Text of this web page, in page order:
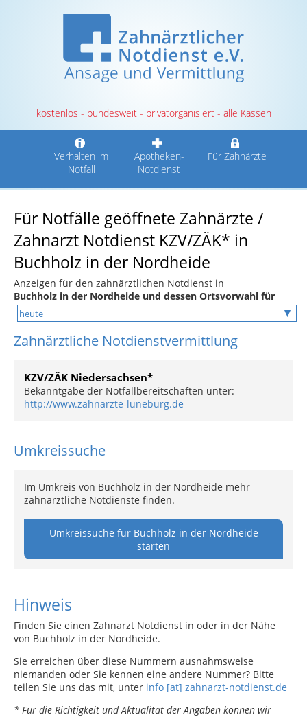
kostenlos - bundesweit - privatorganisiert - alle Kassen
Verhalten im
Notfall
Apotheken-
Notdienst
Für Zahnärzte
Für Notfälle geöffnete Zahnärzte /
Zahnarzt Notdienst KZV/ZÄK* in
Buchholz in der Nordheide
Anzeigen für den zahnärztlichen Notdienst in
Buchholz in der Nordheide und dessen Ortsvorwahl für
Zahnärztliche Notdienstvermittlung
KZV/ZÄK Niedersachsen*
Bekanntgabe der Notfallbereitschaften unter:
http://www.zahnärzte-lüneburg.de
Umkreissuche
Im Umkreis von Buchholz in der Nordheide mehr
zahnärztliche Notdienste finden.
Umkreissuche für Buchholz in der Nordheide
starten
Hinweis
Finden Sie einen Zahnarzt Notdienst in oder in der Nähe
von Buchholz in der Nordheide.
Sie erreichen über diese Nummern ausnahmsweise
niemanden oder Sie kennen eine andere Nummer? Bitte
teilen Sie uns das mit, unter info [at] zahnarzt-notdienst.de
* Für die Richtigkeit und Aktualität der Angaben können wir